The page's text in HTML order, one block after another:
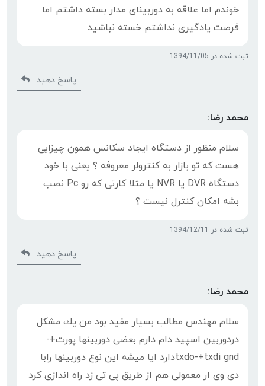
خوندم اما علاقه به دوربینای مدار بسته داشتم اما
فرصت یادگیری نداشتم خسته نباشید
ثبت شده در 1394/11/05
پاسخ دهید
محمد رضا:
سلام منظور از دستگاه ایجاد سکانس همون چیزایی
هست که تو بازار به کنترولر معروفه ؟ یعنی با خود
دستگاه DVR یا NVR یا مثلا کارتی که رو Pc نصب
بشه امکان کنترل نیست ؟
ثبت شده در 1394/12/11
پاسخ دهید
محمد رضا:
سلام مهندس مطالب بسيار مفيد بود من يك مشكل
دردوربين اسپید دام دارم بعضی دوربینها پورت+-
txdo-+txdi gndدارد ایا میشه این نوع دوربینها رابا
دی وی ار معمولی هم از طریق پی تی زد راه اندازی کرد